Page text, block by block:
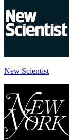
New Scientist